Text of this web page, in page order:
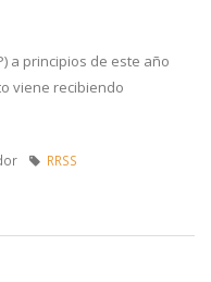
a principios de este año
viene recibiendo
RRSS